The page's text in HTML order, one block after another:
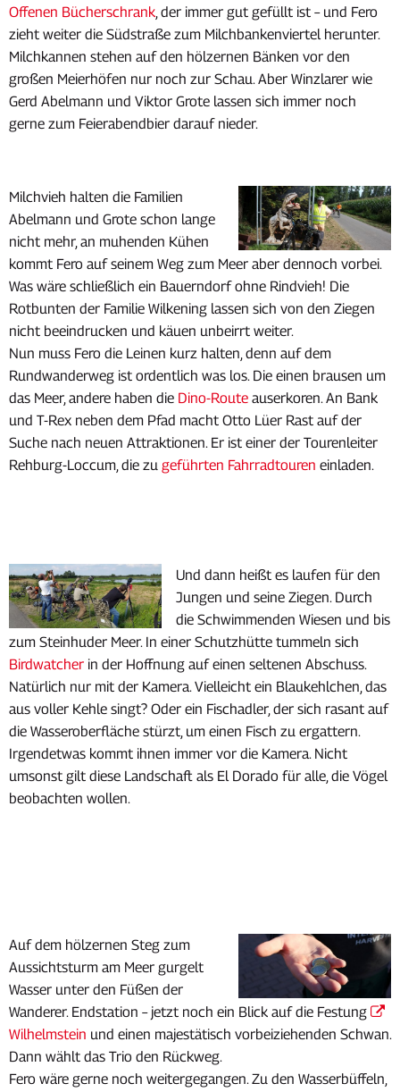
Offenen Bücherschrank, der immer gut gefüllt ist – und Fero
zieht weiter die Südstraße zum Milchbankenviertel herunter.
Milchkannen stehen auf den hölzernen Bänken vor den
großen Meierhöfen nur noch zur Schau. Aber Winzlarer wie
Gerd Abelmann und Viktor Grote lassen sich immer noch
gerne zum Feierabendbier darauf nieder.
Milchvieh halten die Familien
Abelmann und Grote schon lange
nicht mehr, an muhenden Kühen
kommt Fero auf seinem Weg zum Meer aber dennoch vorbei.
Was wäre schließlich ein Bauerndorf ohne Rindvieh! Die
Rotbunten der Familie Wilkening lassen sich von den Ziegen
nicht beeindrucken und käuen unbeirrt weiter.
Nun muss Fero die Leinen kurz halten, denn auf dem
Rundwanderweg ist ordentlich was los. Die einen brausen um
das Meer, andere haben die Dino-Route auserkoren. An Bank
und T-Rex neben dem Pfad macht Otto Lüer Rast auf der
Suche nach neuen Attraktionen. Er ist einer der Tourenleiter
Rehburg-Loccum, die zu geführten Fahrradtouren einladen.
Und dann heißt es laufen für den
Jungen und seine Ziegen. Durch
die Schwimmenden Wiesen und bis
zum Steinhuder Meer. In einer Schutzhütte tummeln sich
Birdwatcher in der Hoffnung auf einen seltenen Abschuss.
Natürlich nur mit der Kamera. Vielleicht ein Blaukehlchen, das
aus voller Kehle singt? Oder ein Fischadler, der sich rasant auf
die Wasseroberfläche stürzt, um einen Fisch zu ergattern.
Irgendetwas kommt ihnen immer vor die Kamera. Nicht
umsonst gilt diese Landschaft als El Dorado für alle, die Vögel
beobachten wollen.
Auf dem hölzernen Steg zum
Aussichtsturm am Meer gurgelt
Wasser unter den Füßen der
Wanderer. Endstation – jetzt noch ein Blick auf die Festung
Wilhelmstein und einen majestätisch vorbeiziehenden Schwan.
Dann wählt das Trio den Rückweg.
Fero wäre gerne noch weitergegangen. Zu den Wasserbüffeln,